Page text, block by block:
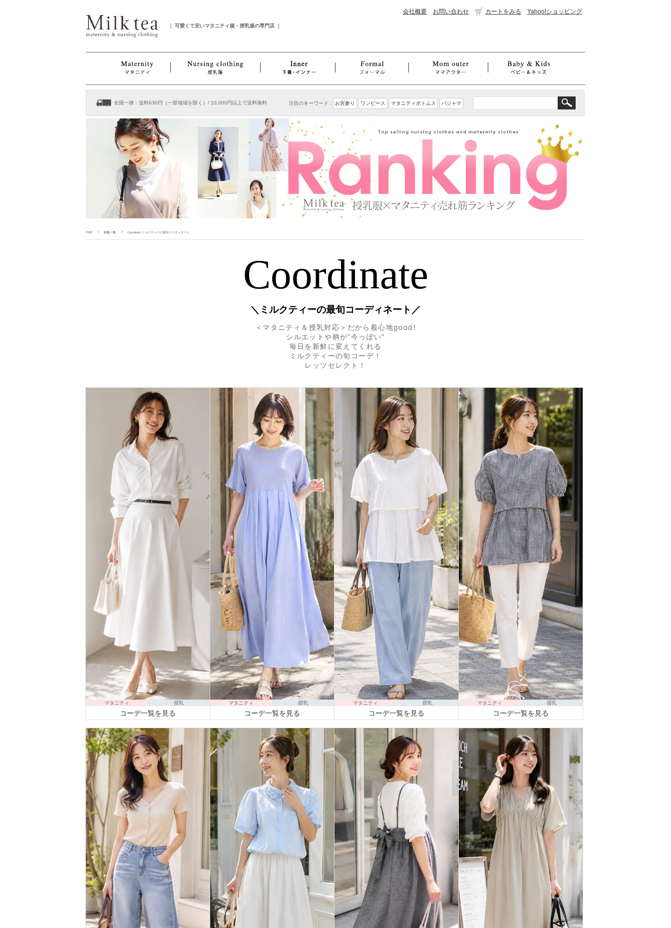
TOP 特集一覧 Coordinate ミルクティーの最旬コーディネート
Coordinate
＼ミルクティーの最旬コーディネート／
＜マタニティ＆授乳対応＞だから着心地good!
シルエットや柄が“今っぽい”
毎日を新鮮に変えてくれる
ミルクティーの旬コーデ！
レッツセレクト！
マタニティ 授乳
コーデ一覧を見る
マタニティ 授乳
コーデ一覧を見る
マタニティ 授乳
コーデ一覧を見る
マタニティ 授乳
コーデ一覧を見る